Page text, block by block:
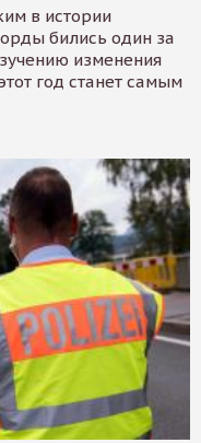
в истории
бились один за
изменения
год станет самым